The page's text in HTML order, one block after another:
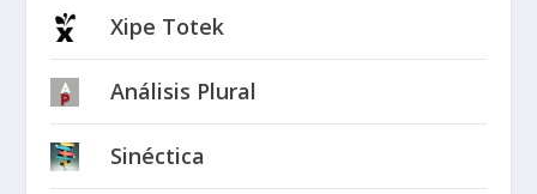
Xipe Totek
Análisis Plural
Sinéctica